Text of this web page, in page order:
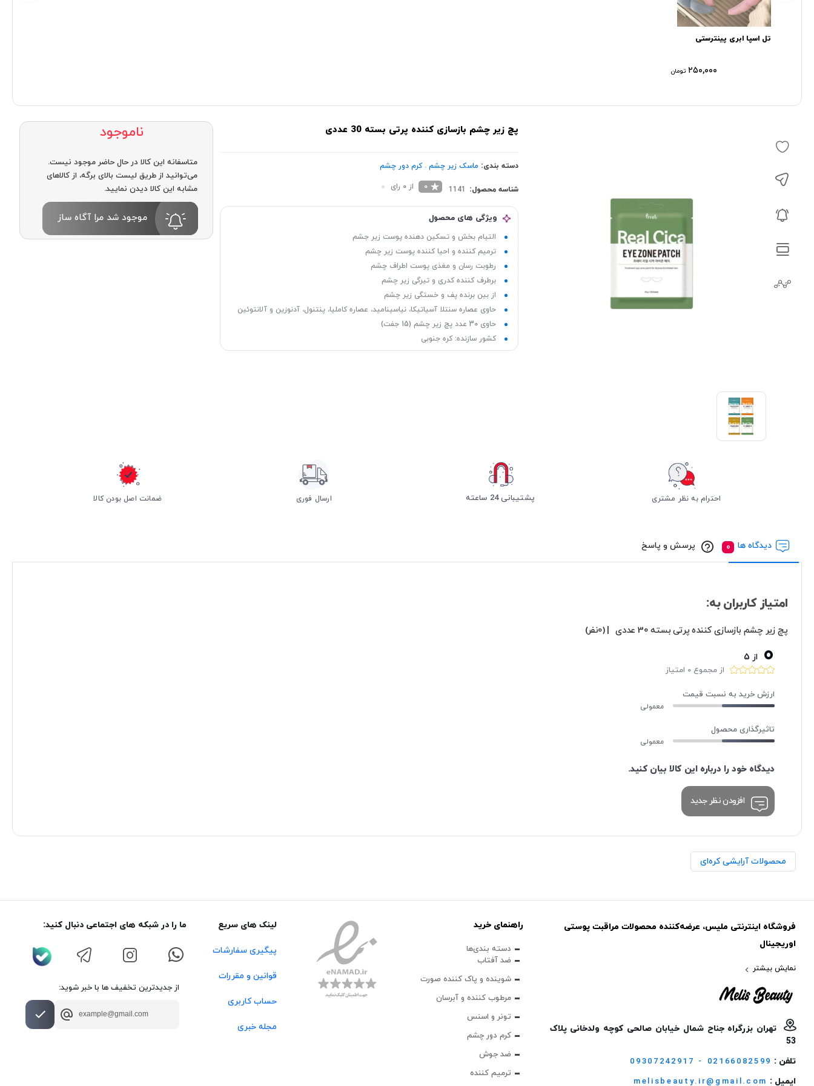
تل اسپا ابری پینترستی
۲۵۰,۰۰۰ تومان
پچ زیر چشم بازسازی کننده پرتی بسته 30 عددی
دسته بندی: ماسک زیر چشم ،کرم دور چشم
شناسه محصول: 1141
0 از 0 رای
ویژگی های محصول
التیام بخش و تسکین دهنده پوست زیر جشم
ترمیم کننده و احیا کننده پوست زیر چشم
رطوبت رسان و مغذی پوست اطراف چشم
برطرف کننده کدری و تیرگی زیر چشم
از بین برنده پف و خستگی زیر چشم
حاوی عصاره سنتلا آسیاتیکا، نیاسینامید، عصاره کاملیا، پنتنول، آدنوزین و آلانتوئین
حاوی 30 عدد پچ زیر چشم (15 جفت)
کشور سازنده: کره جنوبی
ناموجود
متاسفانه این کالا در حال حاضر موجود نیست.
می‌توانید از طریق لیست بالای برگه، از کالاهای
مشابه این کالا دیدن نمایید.
موجود شد مرا آگاه ساز
احترام به نظر مشتری پشتیبانی 24 ساعته ارسال فوری ضمانت اصل بودن کالا
دیدگاه ها پرسش و پاسخ
امتیاز کاربران به:
پچ زیر چشم بازسازی کننده پرتی بسته 30 عددی | (0نفر)
0 از 5
از مجموع 0 امتیاز
ارزش خرید به نسبت قیمت
معمولی
تاثیرگذاری محصول
معمولی
دیدگاه خود را درباره این کالا بیان کنید.
افزودن نظر جدید
محصولات آرایشی کره‌ای
فروشگاه اینترنتی ملیس، عرضه‌کننده محصولات مراقبت پوستی
اوریجینال
نمایش بیشتر
تهران بزرگراه جناح شمال خیابان صالحی کوچه ولدخانی پلاک
53
تلفن : 09307242917 - 02166082599
ایمیل : melisbeauty.ir@gmail.com
راهنمای خرید
دسته بندی‌ها
ضد آفتاب
شوینده و پاک‌ کننده صورت
مرطوب کننده و آبرسان
تونر و اسنس
کرم دور چشم
ضد جوش
ترمیم کننده
لینک های سریع
پیگیری سفارشات
قوانین و مقررات
حساب کاربری
مجله خبری
ما را در شبکه های اجتماعی دنبال کنید:
از جدیدترین تخفیف ها با خبر شوید: